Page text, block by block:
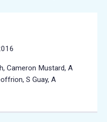
Cameron Mustard, A
S Guay, A